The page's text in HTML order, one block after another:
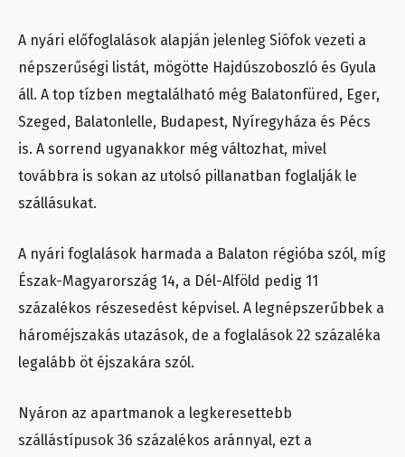
A nyári előfoglalások alapján jelenleg Siófok vezeti a
népszerűségi listát, mögötte Hajdúszoboszló és Gyula
áll. A top tízben megtalálható még Balatonfüred, Eger,
Szeged, Balatonlelle, Budapest, Nyíregyháza és Pécs
is. A sorrend ugyanakkor még változhat, mivel
továbbra is sokan az utolsó pillanatban foglalják le
szállásukat.
A nyári foglalások harmada a Balaton régióba szól, míg
Észak-Magyarország 14, a Dél-Alföld pedig 11
százalékos részesedést képvisel. A legnépszerűbbek a
hároméjszakás utazások, de a foglalások 22 százaléka
legalább öt éjszakára szól.
Nyáron az apartmanok a legkeresettebb
szállástípusok 36 százalékos aránnyal, ezt a